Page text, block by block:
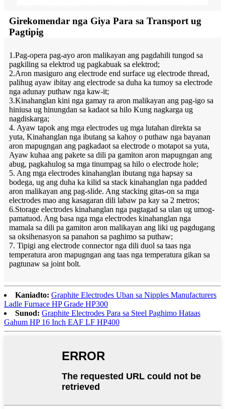
Girekomendar nga Giya Para sa Transport ug
Pagtipig
1.Pag-opera pag-ayo aron malikayan ang pagdahili tungod sa
pagkiling sa elektrod ug pagkabuak sa elektrod;
2.Aron masiguro ang electrode end surface ug electrode thread,
palihug ayaw ibitay ang electrode sa duha ka tumoy sa electrode
nga adunay puthaw nga kaw-it;
3.Kinahanglan kini nga gamay ra aron malikayan ang pag-igo sa
hiniusa ug hinungdan sa kadaot sa hilo Kung nagkarga ug
nagdiskarga;
4. Ayaw tapok ang mga electrodes ug mga lutahan direkta sa
yuta, Kinahanglan nga ibutang sa kahoy o puthaw nga bayanan
aron mapugngan ang pagkadaot sa electrode o motapot sa yuta,
Ayaw kuhaa ang pakete sa dili pa gamiton aron mapugngan ang
abug, pagkahulog sa mga tinumpag sa hilo o electrode hole;
5. Ang mga electrodes kinahanglan ibutang nga hapsay sa
bodega, ug ang duha ka kilid sa stack kinahanglan nga padded
aron malikayan ang pag-slide. Ang stacking gitas-on sa mga
electrodes mao ang kasagaran dili labaw pa kay sa 2 metros;
6.Storage electrodes kinahanglan nga pagtagad sa ulan ug umog-
pamatuod. Ang basa nga mga electrodes kinahanglan nga
mamala sa dili pa gamiton aron malikayan ang liki ug pagdugang
sa oksihenasyon sa panahon sa paghimo sa puthaw;
7. Tipigi ang electrode connector nga dili duol sa taas nga
temperatura aron mapugngan ang taas nga temperatura gikan sa
pagtunaw sa joint bolt.
Kaniadto: Graphite Electrodes Uban sa Nipples Manufacturers
Ladle Furnace HP Grade HP300
Sunod: Graphite Electrodes Para sa Steel Paghimo Hataas
Gahum HP 16 Inch EAF LF HP400